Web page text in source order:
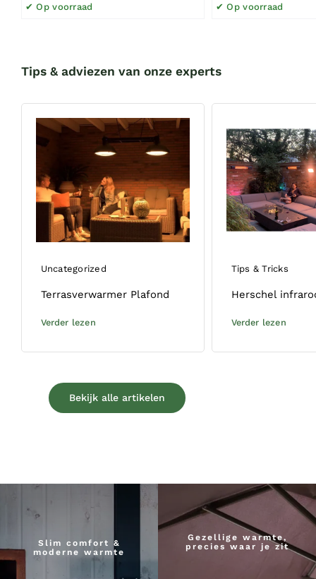
✔ Op voorraad ✔ Op voorraad
Tips & adviezen van onze experts
Uncategorized
Terrasverwarmer Plafond
Verder lezen
Tips & Tricks
Herschel
Verder lezen
Bekijk alle artikelen
Slim comfort &
moderne warmte
Gezellige warmte,
precies waar je zit